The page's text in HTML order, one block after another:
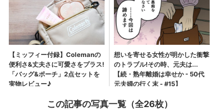
この記事の写真一覧（全26枚）